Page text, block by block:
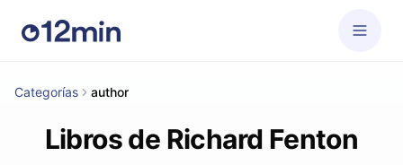
Categorías author
Libros de Richard Fenton